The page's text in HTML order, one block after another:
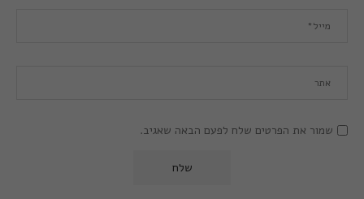
שמור את הפרטים שלח לפעם הבאה שאגיב.